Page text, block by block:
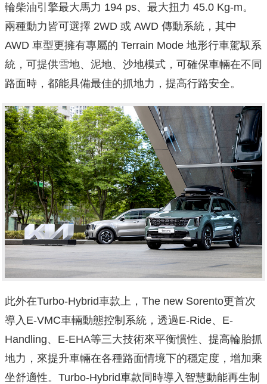
輪柴油引擎最大馬力 194 ps、最大扭力 45.0 Kg-m。
兩種動力皆可選擇 2WD 或 AWD 傳動系統，其中
AWD 車型更擁有專屬的 Terrain Mode 地形行車駕馭系
統，可提供雪地、泥地、沙地模式，可確保車輛在不同
路面時，都能具備最佳的抓地力，提高行路安全。
此外在Turbo-Hybrid車款上，The new Sorento更首次
導入E-VMC車輛動態控制系統，透過E-Ride、E-
Handling、E-EHA等三大技術來平衡慣性、提高輪胎抓
地力，來提升車輛在各種路面情境下的穩定度，增加乘
坐舒適性。Turbo-Hybrid車款同時導入智慧動能再生制